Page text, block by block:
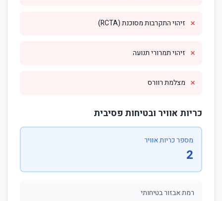
✗ זיהוי התקרבות מסוכנת (RCTA)
✗ זיהוי תמרורי תנועה
✗ מצלמת רוורס
כריות אוויר ובטיחות פסיבית
מספר כריות אוויר
2
רמת אבזור בטיחותי